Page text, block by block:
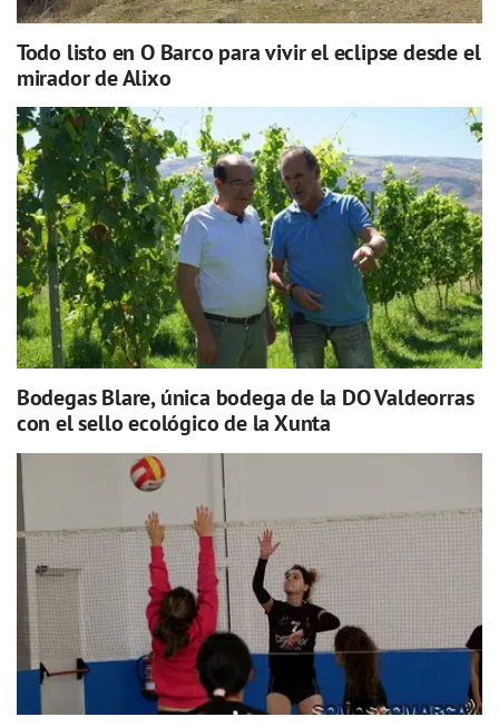
Todo listo en O Barco para vivir el eclipse desde el
mirador de Alixo
Bodegas Blare, única bodega de la DO Valdeorras
con el sello ecológico de la Xunta